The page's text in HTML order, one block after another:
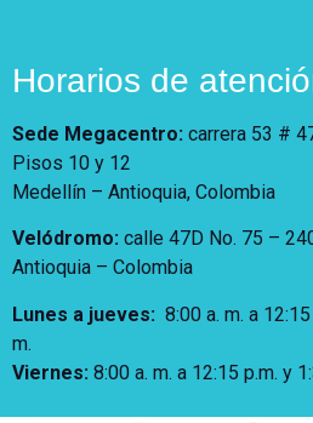
Horarios de
Sede Megacentro: carrera 53 #
Pisos 10 y 12
Medellín – Antioquia, Colombia
Velódromo: calle 47D No. 75 –
Antioquia – Colombia
Lunes a jueves: 8:00 a. m. a
m.
Viernes: 8:00 a. m. a 12:15 p.m. y